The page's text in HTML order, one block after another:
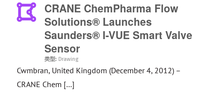
CRANE ChemPharma Flow
Solutions® Launches
Saunders® I-VUE Smart Valve
Sensor
类型: Drawing
Cwmbran, United Kingdom (December 4, 2012) –
CRANE Chem […]